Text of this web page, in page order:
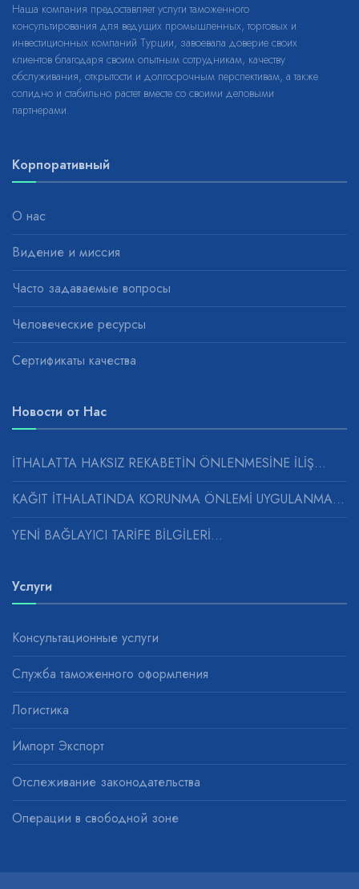
Наша компания предоставляет услуги таможенного
консультирования для ведущих промышленных, торговых и
инвестиционных компаний Турции, завоевала доверие своих
клиентов благодаря своим опытным сотрудникам, качеству
обслуживания, открытости и долгосрочным перспективам, а также
солидно и стабильно растет вместе со своими деловыми
партнерами.
Корпоративный
О нас
Видение и миссия
Часто задаваемые вопросы
Человеческие ресурсы
Сертификаты качества
Новости от Нас
İTHALATTA HAKSIZ REKABETİN ÖNLENMESİNE İLİŞ...
KAĞIT İTHALATINDA KORUNMA ÖNLEMİ UYGULANMASINA...
YENİ BAĞLAYICI TARİFE BİLGİLERİ...
Услуги
Консультационные услуги
Служба таможенного оформления
Логистика
Импорт Экспорт
Отслеживание законодательства
Операции в свободной зоне